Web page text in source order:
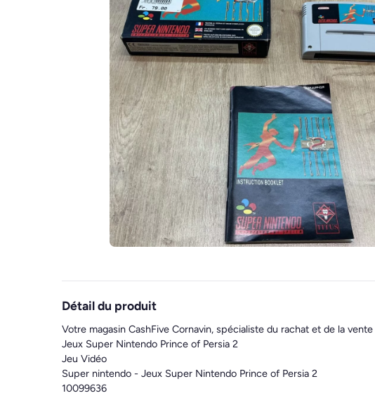
Détail du produit
Votre magasin CashFive Cornavin, spécialiste du rachat et de la
Jeux Super Nintendo Prince of Persia 2
Jeu Vidéo
Super nintendo - Jeux Super Nintendo Prince of Persia 2
10099636